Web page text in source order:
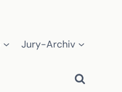
Jury-Archiv